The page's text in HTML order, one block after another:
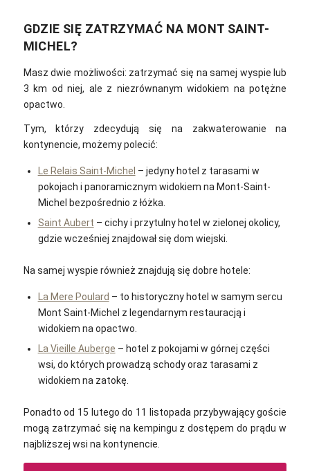
GDZIE SIĘ ZATRZYMAĆ NA MONT SAINT-
MICHEL?
Masz dwie możliwości: zatrzymać się na samej wyspie lub
3 km od niej, ale z niezrównanym widokiem na potężne
opactwo.
Tym, którzy zdecydują się na zakwaterowanie na
kontynencie, możemy polecić:
Le Relais Saint-Michel – jedyny hotel z tarasami w
pokojach i panoramicznym widokiem na Mont-Saint-
Michel bezpośrednio z łóżka.
Saint Aubert – cichy i przytulny hotel w zielonej okolicy,
gdzie wcześniej znajdował się dom wiejski.
Na samej wyspie również znajdują się dobre hotele:
La Mere Poulard – to historyczny hotel w samym sercu
Mont Saint-Michel z legendarnym restauracją i
widokiem na opactwo.
La Vieille Auberge – hotel z pokojami w górnej części
wsi, do których prowadzą schody oraz tarasami z
widokiem na zatokę.
Ponadto od 15 lutego do 11 listopada przybywający goście
mogą zatrzymać się na kempingu z dostępem do prądu w
najbliższej wsi na kontynencie.